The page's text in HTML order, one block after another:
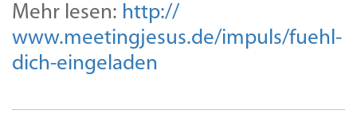
Mehr lesen: http://
www.meetingjesus.de/impuls/fuehl-
dich-eingeladen